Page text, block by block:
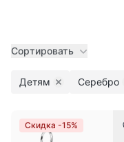
Сортировать
Детям Remove filter
Серебро
Товары
Скидка -15%